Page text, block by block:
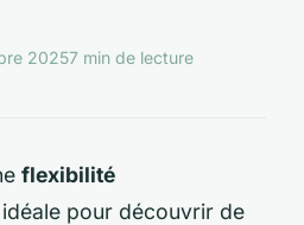
20257 min de lecture
flexibilité
idéale pour découvrir de